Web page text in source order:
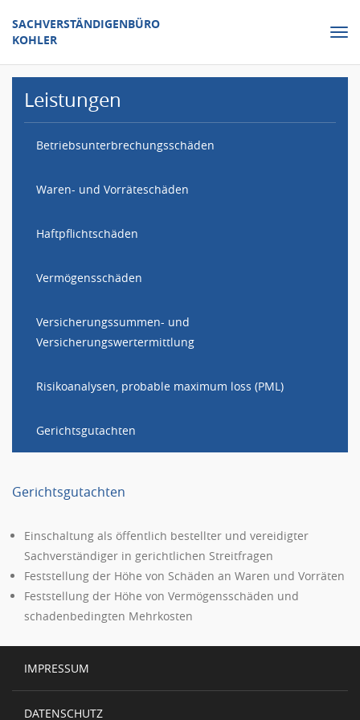
SACHVERSTÄNDIGENBÜRO
KOHLER
Leistungen
Betriebsunterbrechungsschäden
Waren- und Vorräteschäden
Haftpflichtschäden
Vermögensschäden
Versicherungssummen- und
Versicherungswertermittlung
Risikoanalysen, probable maximum loss (PML)
Gerichtsgutachten
Gerichtsgutachten
Einschaltung als öffentlich bestellter und vereidigter
Sachverständiger in gerichtlichen Streitfragen
Feststellung der Höhe von Schäden an Waren und Vorräten
Feststellung der Höhe von Vermögensschäden und
schadenbedingten Mehrkosten
IMPRESSUM
DATENSCHUTZ